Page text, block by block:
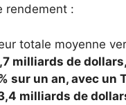
rendement :
totale moyenne
milliards de
sur un an, avec un
milliards de